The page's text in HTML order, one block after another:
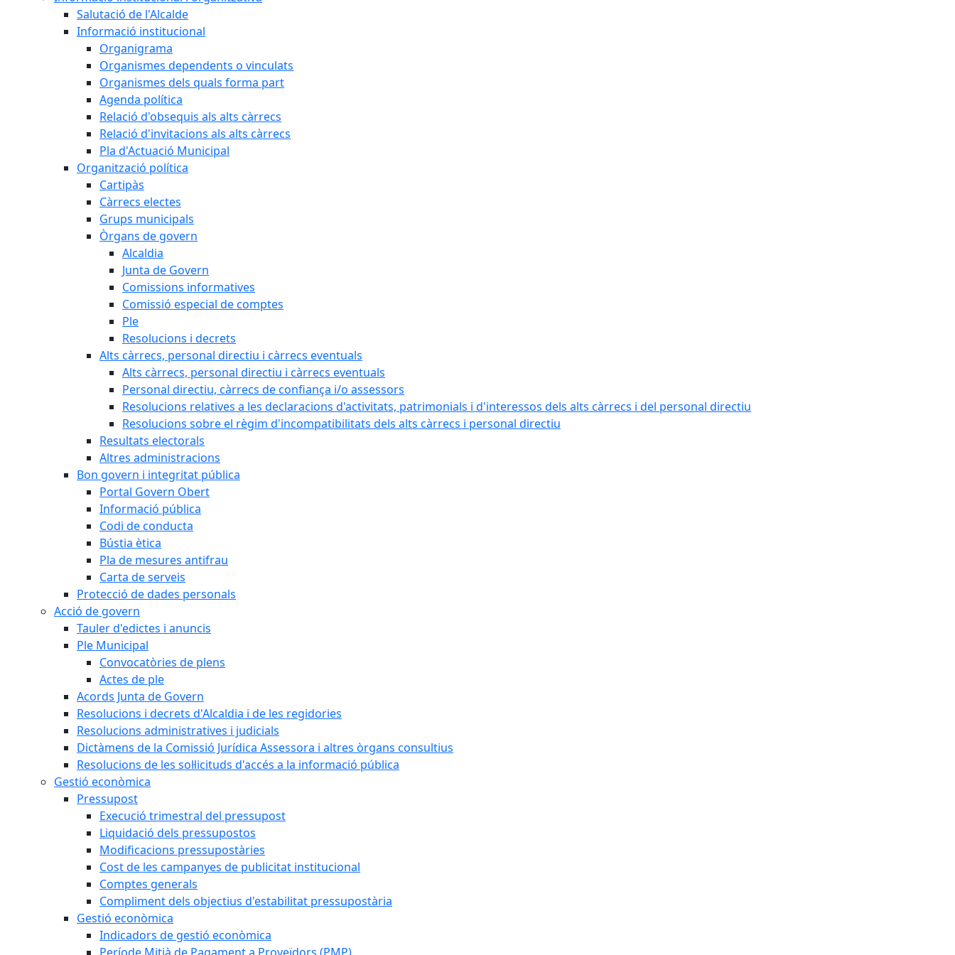
Salutació de l'Alcalde
Informació institucional
Organigrama
Organismes dependents o vinculats
Organismes dels quals forma part
Agenda política
Relació d'obsequis als alts càrrecs
Relació d'invitacions als alts càrrecs
Pla d'Actuació Municipal
Organització política
Cartipàs
Càrrecs electes
Grups municipals
Òrgans de govern
Alcaldia
Junta de Govern
Comissions informatives
Comissió especial de comptes
Ple
Resolucions i decrets
Alts càrrecs, personal directiu i càrrecs eventuals
Alts càrrecs, personal directiu i càrrecs eventuals
Personal directiu, càrrecs de confiança i/o assessors
Resolucions relatives a les declaracions d'activitats, patrimonials i d'interessos dels alts càrrecs i del personal directiu
Resolucions sobre el règim d'incompatibilitats dels alts càrrecs i personal directiu
Resultats electorals
Altres administracions
Bon govern i integritat pública
Portal Govern Obert
Informació pública
Codi de conducta
Bústia ètica
Pla de mesures antifrau
Carta de serveis
Protecció de dades personals
Acció de govern
Tauler d'edictes i anuncis
Ple Municipal
Convocatòries de plens
Actes de ple
Acords Junta de Govern
Resolucions i decrets d'Alcaldia i de les regidories
Resolucions administratives i judicials
Dictàmens de la Comissió Jurídica Assessora i altres òrgans consultius
Resolucions de les sol·licituds d'accés a la informació pública
Gestió econòmica
Pressupost
Execució trimestral del pressupost
Liquidació dels pressupostos
Modificacions pressupostàries
Cost de les campanyes de publicitat institucional
Comptes generals
Compliment dels objectius d'estabilitat pressupostària
Gestió econòmica
Indicadors de gestió econòmica